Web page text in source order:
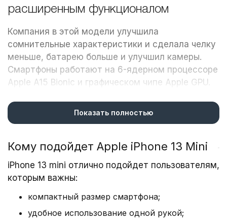
расширенным функционалом
Компания в этой модели улучшила
сомнительные характеристики и сделала челку
меньше, батарею больше и улучшил камеры.
Смартфоны работают на 6-ядерном процессоре
Apple A15 Bionic и графическом чипе Apple GPU.
и 128, 256 или 512 Гб постоянной.
Retina XDR, поэтому картинка четкая и яркая, с
глубокой детализацией. Камера с двумя
модулями, опцией стабилизации и встроенной
вспышкой. Фото и видео получается
премиального качества даже при
недостаточном освещении. Айфон 13 Мини
поддерживают функцию быстрой и
Показать полностью
Кому подойдет Apple iPhone 13 Mini
iPhone 13 mini отлично подойдет пользователям,
которым важны:
компактный размер смартфона;
удобное использование одной рукой;